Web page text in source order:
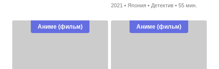
2021 • Япония • Детектив • 55 мин.
Аниме (фильм) Аниме (фильм)